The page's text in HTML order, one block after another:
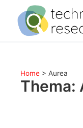
Home > Aurea
Thema: